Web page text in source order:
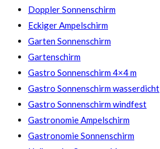
Doppler Sonnenschirm
Eckiger Ampelschirm
Garten Sonnenschirm
Gartenschirm
Gastro Sonnenschirm 4×4 m
Gastro Sonnenschirm wasserdicht
Gastro Sonnenschirm windfest
Gastronomie Ampelschirm
Gastronomie Sonnenschirm